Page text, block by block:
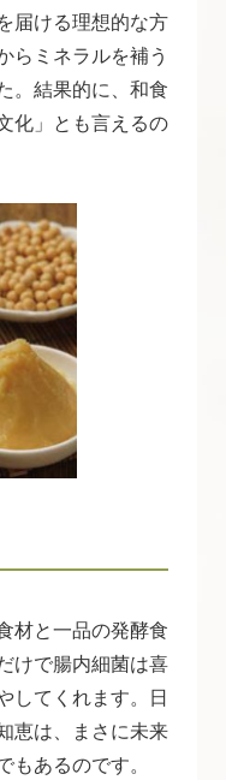
届ける理想的な方
らミネラルを補う
。結果的に、和食
化」とも言えるの
材と一品の発酵食
けで腸内細菌は喜
してくれます。日
恵は、まさに未来
もあるのです。